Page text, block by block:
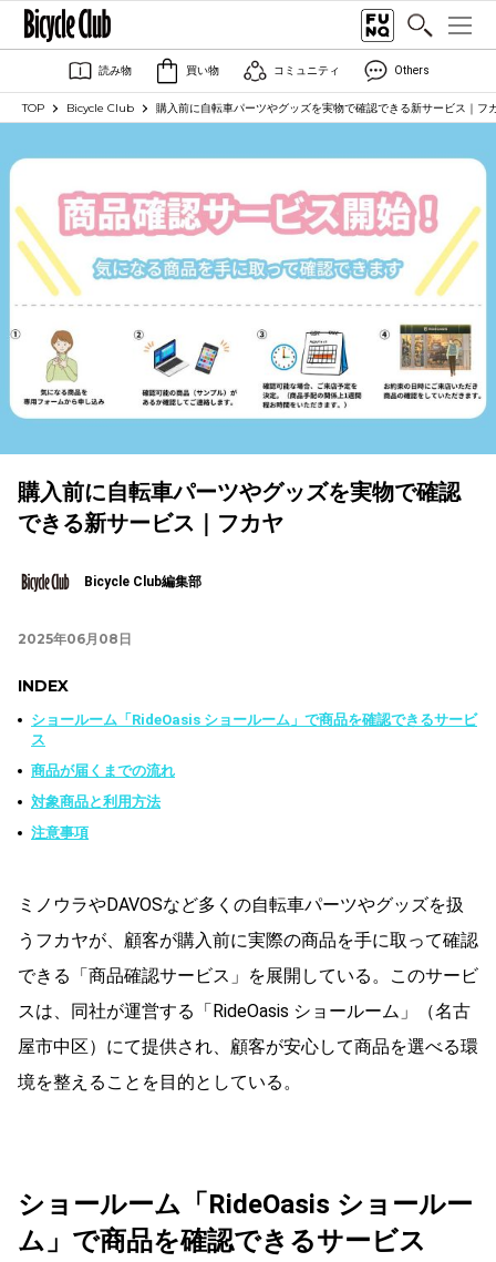
読み物 買い物 コミュニティ Others
TOP Bicycle Club 購入前に自転車パーツやグッズを実物で確認できる新サービス｜フ
購入前に自転車パーツやグッズを実物で確認
できる新サービス｜フカヤ
Bicycle Club編集部
2025年06月08日
INDEX
ショールーム「RideOasis ショールーム」で商品を確認できるサービ
ス
商品が届くまでの流れ
対象商品と利用方法
注意事項
ミノウラやDAVOSなど多くの自転車パーツやグッズを扱
うフカヤが、顧客が購入前に実際の商品を手に取って確認
できる「商品確認サービス」を展開している。このサービ
スは、同社が運営する「RideOasis ショールーム」（名古
屋市中区）にて提供され、顧客が安心して商品を選べる環
境を整えることを目的としている。
ショールーム「RideOasis ショールー
ム」で商品を確認できるサービス